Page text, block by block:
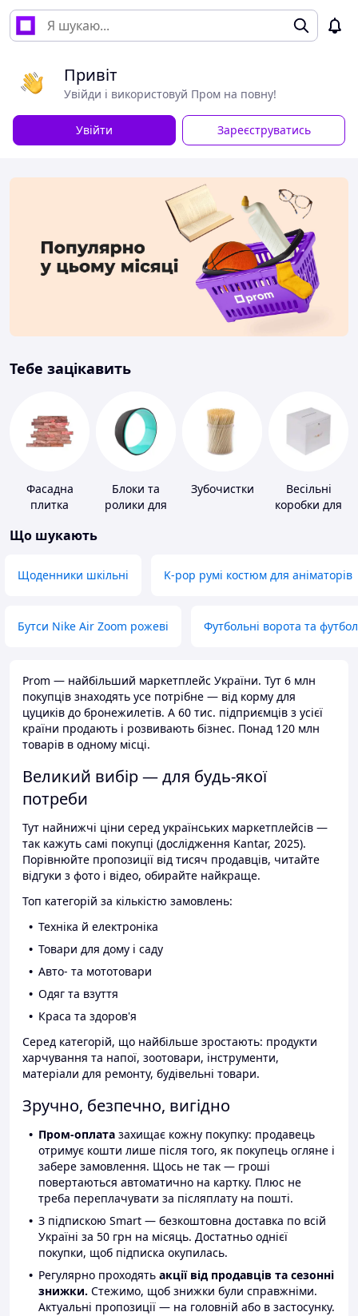
Привіт
Увійди і використовуй Пром на повну!
Увійти Зареєструватись
Тебе зацікавить
Фасадна
плитка
Блоки та
ролики для
Зубочистки
Весільні
коробки для
Що шукають
Щоденники шкільні K-pop румі костюм для аніматорів
Бутси Nike Air Zoom рожеві Футбольні ворота та
Prom — найбільший маркетплейс України. Тут 6 млн
покупців знаходять усе потрібне — від корму для
цуциків до бронежилетів. А 60 тис. підприємців з усієї
країни продають і розвивають бізнес. Понад 120 млн
товарів в одному місці.
Великий вибір — для будь-якої
потреби
Тут найнижчі ціни серед українських маркетплейсів —
так кажуть самі покупці (дослідження Kantar, 2025).
Порівнюйте пропозиції від тисяч продавців, читайте
відгуки з фото і відео, обирайте найкраще.
Топ категорій за кількістю замовлень:
Техніка й електроніка
Товари для дому і саду
Авто- та мототовари
Одяг та взуття
Краса та здоров'я
Серед категорій, що найбільше зростають: продукти
харчування та напої, зоотовари, інструменти,
матеріали для ремонту, будівельні товари.
Зручно, безпечно, вигідно
Пром-оплата захищає кожну покупку: продавець
отримує кошти лише після того, як покупець огляне і
забере замовлення. Щось не так — гроші
повертаються автоматично на картку. Плюс не
треба переплачувати за післяплату на пошті.
З підпискою Smart — безкоштовна доставка по всій
Україні за 50 грн на місяць. Достатньо однієї
покупки, щоб підписка окупилась.
Регулярно проходять акції від продавців та сезонні
знижки. Стежимо, щоб знижки були справжніми.
Актуальні пропозиції — на головній або в застосунку.